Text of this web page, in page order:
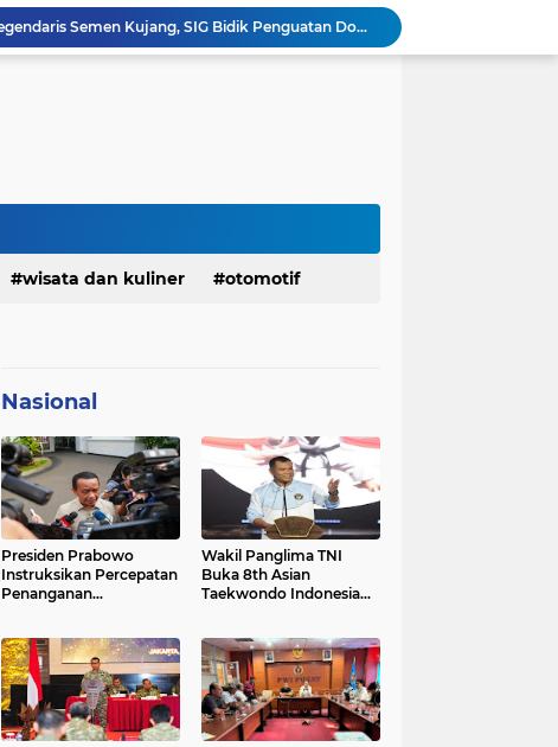
Ketua Golkar Jabar: Perjalanan Hidup Bahlil Layak Diteladani Seluruh Kader Partai
KDM Fokus Rampungkan Pemenuhan Layanan Dasar dan Konektivitas Wilayah pada 2027
Jelang Konferprov PWI Jabar, Bos Ayo Media Sambangi Rumah PWI Kota Bogor
wisata dan kuliner otomotif
Nasional
Presiden Prabowo
Instruksikan Percepatan
Penanganan
BBM
Wakil Panglima TNI
Buka 8th Asian
Taekwondo Indonesia